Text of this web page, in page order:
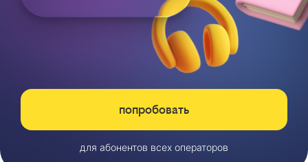
попробовать
для абонентов всех операторов